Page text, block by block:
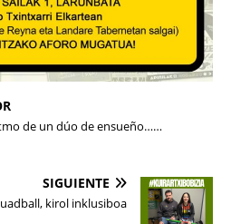
de un dúo de ensueño……
SIGUIENTE
kirol inklusiboa